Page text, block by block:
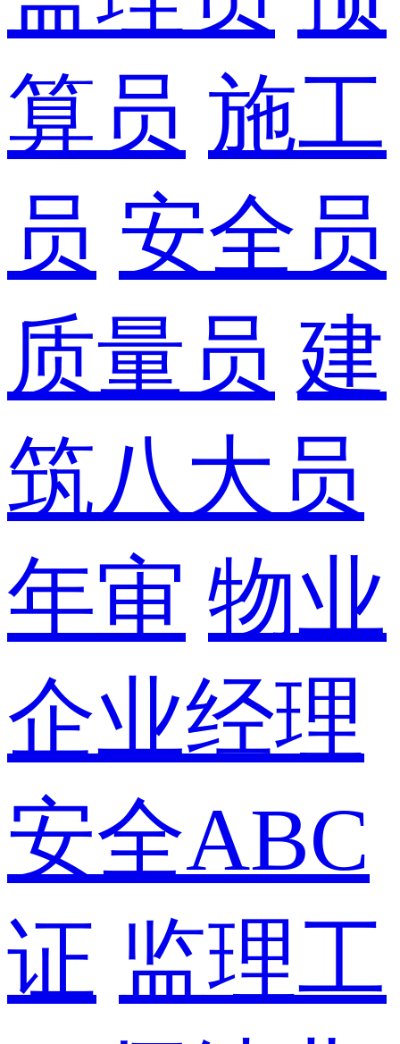
算员 施工
员 安全员
质量员 建
筑八大员
年审 物业
企业经理
安全ABC
证 监理工